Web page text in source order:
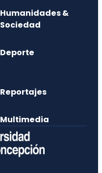
Humanidades &
Sociedad
Deporte
Reportajes
Multimedia